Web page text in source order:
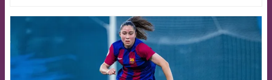
FCB Barcelona badge